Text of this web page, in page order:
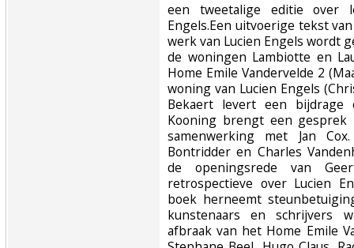
‎een tweetalige editie over
Engels.Een uitvoerige tekst
werk van Lucien Engels wordt
de woningen Lambiotte en
Home Emile Vandervelde 2
woning van Lucien Engels
Bekaert levert een
Kooning brengt een
samenwerking met Jan
Bontridder en Charles
de openingsrede van
retrospectieve over Lucien
boek herneemt
kunstenaars en schrijvers
afbraak van het Home Emile